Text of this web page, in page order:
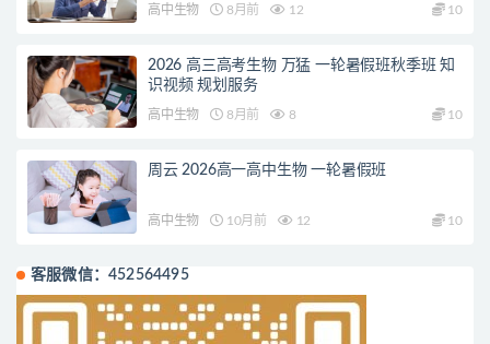
高中生物 8月前 12 10
2026 高三高考生物 万猛 一轮暑假班秋季班 知
识视频 规划服务
高中生物 8月前 8 10
周云 2026高一高中生物 一轮暑假班
高中生物 10月前 12 10
客服微信：452564495